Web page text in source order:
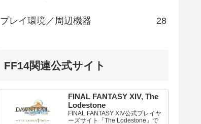
プレイ環境／周辺機器 28
FF14関連公式サイト
FINAL FANTASY XIV, The
Lodestone
FINAL FANTASY XIV公式プレイヤ
ーズサイト「The Lodestone」で